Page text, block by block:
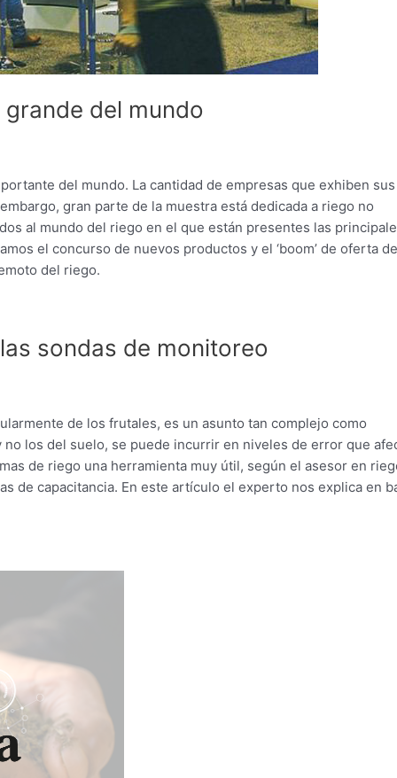
del mundo
del mundo. La cantidad de empresas que exhiben sus
gran parte de la muestra está dedicada a riego no
al mundo del riego en el que están presentes las
el concurso de nuevos productos y el ‘boom’ de oferta de
del riego.
sondas de monitoreo
de los frutales, es un asunto tan complejo como
los del suelo, se puede incurrir en niveles de error que
de riego una herramienta muy útil, según el asesor en
de capacitancia. En este artículo el experto nos explica en